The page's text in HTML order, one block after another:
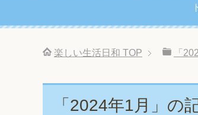
楽しい生活日和 TOP 「
「2024年1月」の